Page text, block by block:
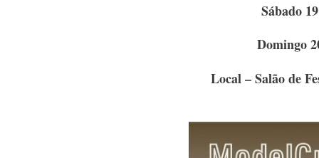
Sábado
Domingo
Local – Salão de